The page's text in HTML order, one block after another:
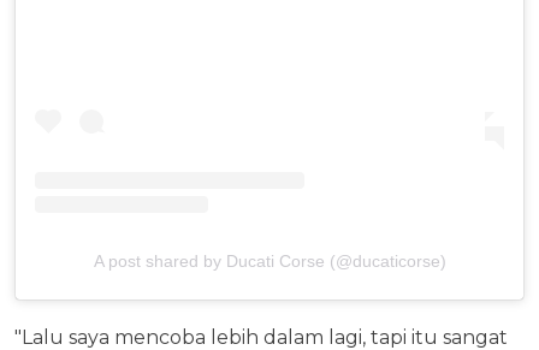
A post shared by Ducati Corse (@ducaticorse)
"Lalu saya mencoba lebih dalam lagi, tapi itu sangat